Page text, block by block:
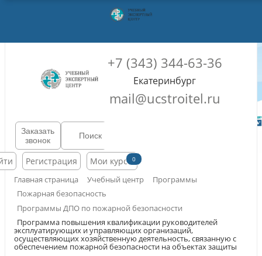
+7 (343) 344-63-36
Екатеринбург
mail@ucstroitel.ru
Заказать
звонок
Регистрация Мои курсы0
Главная страница Учебный центр
Программы
Пожарная безопасность
Программы ДПО по пожарной безопасности
Программа повышения квалификации руководителей
эксплуатирующих и управляющих организаций,
осуществляющих хозяйственную деятельность, связанную с
обеспечением пожарной безопасности на объектах защиты